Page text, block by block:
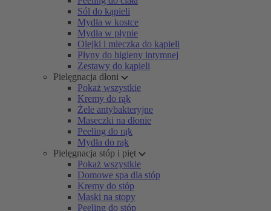
Sól do kąpieli
Mydła w kostce
Mydła w płynie
Olejki i mleczka do kąpieli
Płyny do higieny intymnej
Zestawy do kąpieli
Pielęgnacja dłoni
Pokaż wszystkie
Kremy do rąk
Żele antybakteryjne
Maseczki na dłonie
Peeling do rąk
Mydła do rąk
Pielęgnacja stóp i pięt
Pokaż wszystkie
Domowe spa dla stóp
Kremy do stóp
Maski na stopy
Peeling do stóp